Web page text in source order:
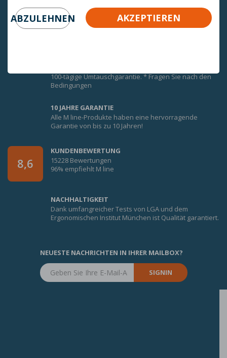
ABZULEHNEN AKZEPTIEREN
GARANTIERTE GEWISSHEIT!
100-tägige Umtauschgarantie. * Fragen Sie nach den
Bedingungen
10 JAHRE GARANTIE
Alle M line-Produkte haben eine hervorragende
Garantie von bis zu 10 Jahren!
8,6
KUNDENBEWERTUNG
15228 Bewertungen
96% empfiehlt M line
NACHHALTIGKEIT
Dank umfangreicher Tests von LGA und dem
Ergonomischen Institut München ist Qualität garantiert.
NEUESTE NACHRICHTEN IN IHRER MAILBOX?
SIGNIN